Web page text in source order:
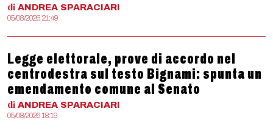
di ANDREA SPARACIARI
05/08/2026 21:49
Legge elettorale, prove di accordo nel
centrodestra sul testo Bignami: spunta un
emendamento comune al Senato
di ANDREA SPARACIARI
05/08/2026 18:19